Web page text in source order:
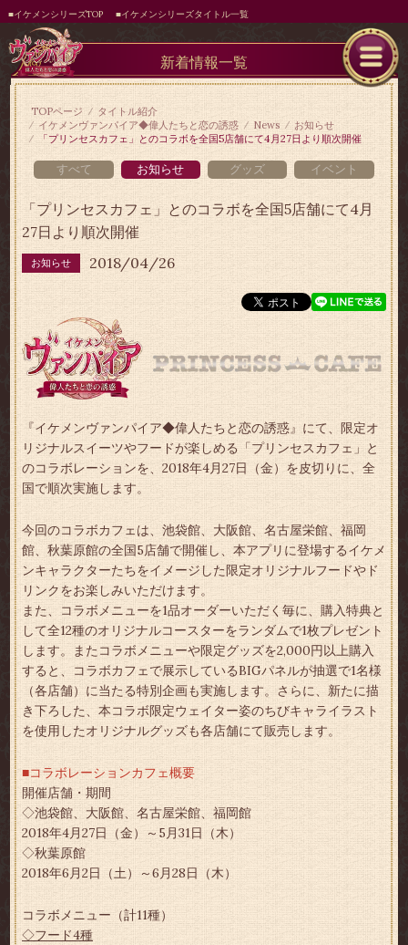
■イケメンシリーズTOP ■イケメンシリーズタイトル一覧
新着情報一覧
TOPページ
タイトル紹介
イケメンヴァンパイア◆偉人たちと恋の誘惑
News
お知らせ
「プリンセスカフェ」とのコラボを全国5店舗にて4月27日より順次開催
すべて お知らせ グッズ イベント
「プリンセスカフェ」とのコラボを全国5店舗にて4月
27日より順次開催
お知らせ 2018/04/26
『イケメンヴァンパイア◆偉人たちと恋の誘惑』にて、限定オ
リジナルスイーツやフードが楽しめる「プリンセスカフェ」と
のコラボレーションを、2018年4月27日（金）を皮切りに、全
国で順次実施します。
今回のコラボカフェは、池袋館、大阪館、名古屋栄館、福岡
館、秋葉原館の全国5店舗で開催し、本アプリに登場するイケメ
ンキャラクターたちをイメージした限定オリジナルフードやド
リンクをお楽しみいただけます。
また、コラボメニューを1品オーダーいただく毎に、購入特典と
して全12種のオリジナルコースターをランダムで1枚プレゼント
します。またコラボメニューや限定グッズを2,000円以上購入
すると、コラボカフェで展示しているBIGパネルが抽選で1名様
（各店舗）に当たる特別企画も実施します。さらに、新たに描
き下ろした、本コラボ限定ウェイター姿のちびキャライラスト
を使用したオリジナルグッズも各店舗にて販売します。
■コラボレーションカフェ概要
開催店舗・期間
◇池袋館、大阪館、名古屋栄館、福岡館
2018年4月27日（金）～5月31日（木）
◇秋葉原館
2018年6月2日（土）～6月28日（木）
コラボメニュー（計11種）
◇フード4種